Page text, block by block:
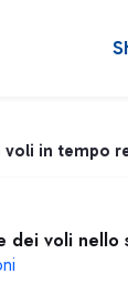
voli in tempo
dei voli nello